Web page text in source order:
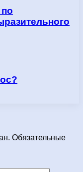
Обязательные